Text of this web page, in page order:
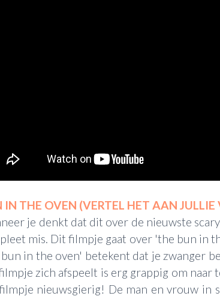
IN THE OVEN (VERTEL HET AAN JULLIE
je denkt dat dit over de nieuwste
mis. Dit filmpje gaat over 'the bun in
in the oven' betekent dat je zwanger
zich afspeelt is erg grappig om naar
nieuwsgierig! De man en vrouw in